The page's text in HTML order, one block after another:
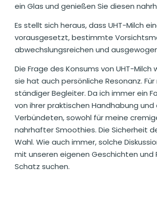
ein Glas und genießen Sie diesen
Es stellt sich heraus, dass UHT-Milch
vorausgesetzt, bestimmte
abwechslungsreichen und
Die Frage des Konsums von UHT-
sie hat auch persönliche Resonanz.
ständiger Begleiter. Da ich immer ein
von ihrer praktischen Handhabung
Verbündeten, sowohl für meine
nahrhafter Smoothies. Die Sicherheit
Wahl. Wie auch immer, solche
mit unseren eigenen Geschichten und
Schatz suchen.